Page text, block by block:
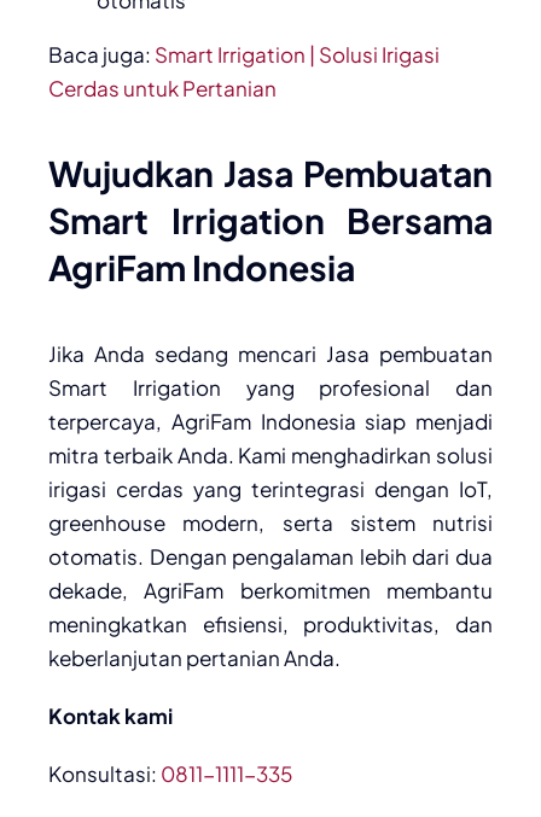
Baca juga: Smart Irrigation | Solusi Irigasi
Cerdas untuk Pertanian
Wujudkan Jasa Pembuatan
Smart Irrigation Bersama
AgriFam Indonesia
Jika Anda sedang mencari Jasa pembuatan
Smart Irrigation yang profesional dan
terpercaya, AgriFam Indonesia siap menjadi
mitra terbaik Anda. Kami menghadirkan solusi
irigasi cerdas yang terintegrasi dengan IoT,
greenhouse modern, serta sistem nutrisi
otomatis. Dengan pengalaman lebih dari dua
dekade, AgriFam berkomitmen membantu
meningkatkan efisiensi, produktivitas, dan
keberlanjutan pertanian Anda.
Kontak kami
Konsultasi: 0811-1111-335